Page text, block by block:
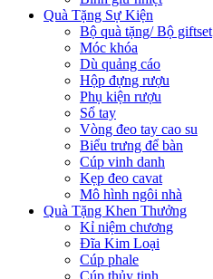
Quà Tặng Sự Kiện
Bộ quà tặng/ Bộ giftset
Móc khóa
Dù quảng cáo
Hộp đựng rượu
Phụ kiện rượu
Sổ tay
Vòng đeo tay cao su
Biểu trưng để bàn
Cúp vinh danh
Kẹp đeo cavat
Mô hình ngôi nhà
Quà Tặng Khen Thưởng
Kỉ niệm chương
Đĩa Kim Loại
Cúp phale
Cúp thủy tinh